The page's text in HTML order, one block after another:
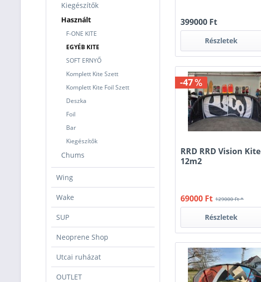
Kiegészítők
Használt
F-ONE KITE
EGYÉB KITE
SOFT ERNYŐ
Komplett Kite Szett
Komplett Kite Foil Szett
Deszka
Foil
Bar
Kiegészítők
Chums
Wing
Wake
SUP
Neoprene Shop
Utcai ruházat
OUTLET
399000 Ft
Részletek
-47
RRD RRD Vision Kite
12m2
129000 Ft *
69000 Ft
Részletek